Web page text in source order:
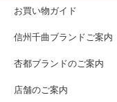
お買い物ガイド
信州千曲ブランドご案内
杏都ブランドのご案内
店舗のご案内